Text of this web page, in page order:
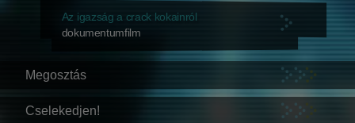
Az igazság a crack kokainról
dokumentumfilm
Megosztás
Cselekedjen!